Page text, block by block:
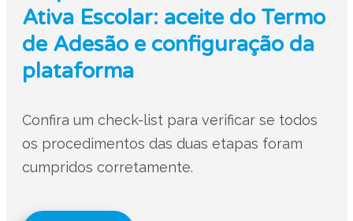
Ativa Escolar: aceite do Termo
de Adesão e configuração da
plataforma
Confira um check-list para verificar se todos
os procedimentos das duas etapas foram
cumpridos corretamente.